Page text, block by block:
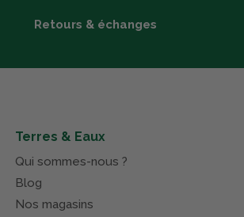
Retours & échanges
Terres & Eaux
Qui sommes-nous ?
Blog
Nos magasins